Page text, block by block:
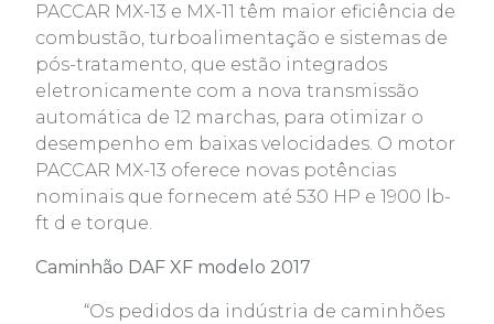
PACCAR MX-13 e MX-11 têm maior eficiência de
combustão, turboalimentação e sistemas de
pós-tratamento, que estão integrados
eletronicamente com a nova transmissão
automática de 12 marchas, para otimizar o
desempenho em baixas velocidades. O motor
PACCAR MX-13 oferece novas potências
nominais que fornecem até 530 HP e 1900 lb-
ft d e torque.
Caminhão DAF XF modelo 2017
“Os pedidos da indústria de caminhões